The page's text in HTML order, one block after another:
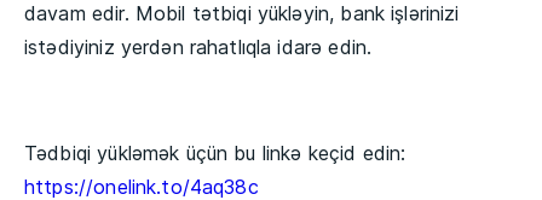
davam edir. Mobil tətbiqi yükləyin, bank işlərinizi
istədiyiniz yerdən rahatlıqla idarə edin.
Tədbiqi yükləmək üçün bu linkə keçid edin:
https://onelink.to/4aq38c